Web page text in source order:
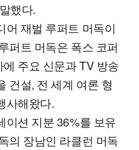
했다.
어 재벌 루퍼트 머독이
퍼트 머독은 폭스 코퍼
주요 신문과 TV 방송
건설, 전 세계 여론 형
사해왔다.
이션 지분 36%를 보유
의 장남인 라클런 머독